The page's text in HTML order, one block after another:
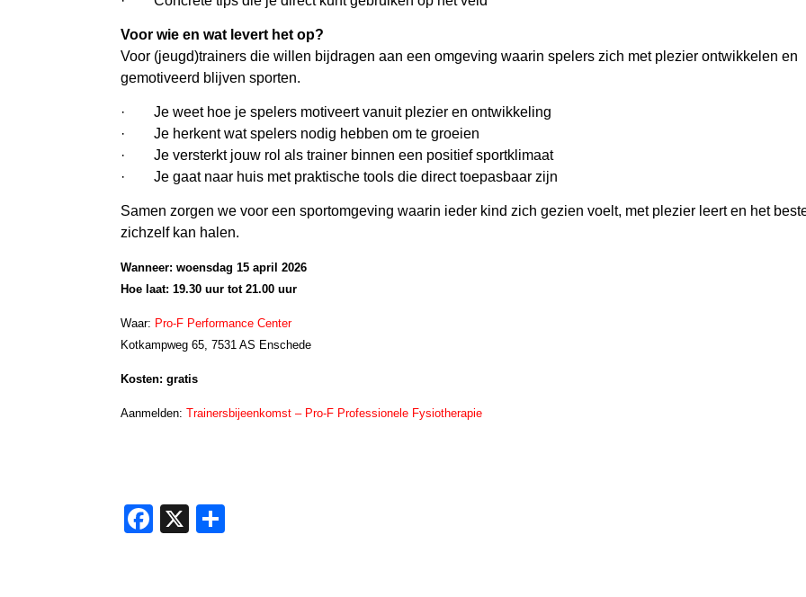
Voor wie en wat levert het op?
Voor (jeugd)trainers die willen bijdragen aan een omgeving waarin spelers zich met plezier ontwikkelen en
gemotiveerd blijven sporten.
· Je weet hoe je spelers motiveert vanuit plezier en ontwikkeling
· Je herkent wat spelers nodig hebben om te groeien
· Je versterkt jouw rol als trainer binnen een positief sportklimaat
· Je gaat naar huis met praktische tools die direct toepasbaar zijn
Samen zorgen we voor een sportomgeving waarin ieder kind zich gezien voelt, met plezier leert en het
zichzelf kan halen.
Wanneer: woensdag 15 april 2026
Hoe laat: 19.30 uur tot 21.00 uur
Waar: Pro-F Performance Center
Kotkampweg 65, 7531 AS Enschede
Kosten: gratis
Aanmelden:Trainersbijeenkomst – Pro-F Professionele Fysiotherapie
F X